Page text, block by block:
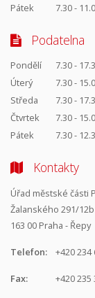
Pátek
7.30 -
Podatelna
Pondělí
7.30 -
Úterý
7.30 -
Středa
7.30 -
Čtvrtek
7.30 -
Pátek
7.30 -
Kontakty
Úřad městské části
Žalanského 291/12b
163 00 Praha - Řepy
Telefon: +420 234
Fax: +420 235